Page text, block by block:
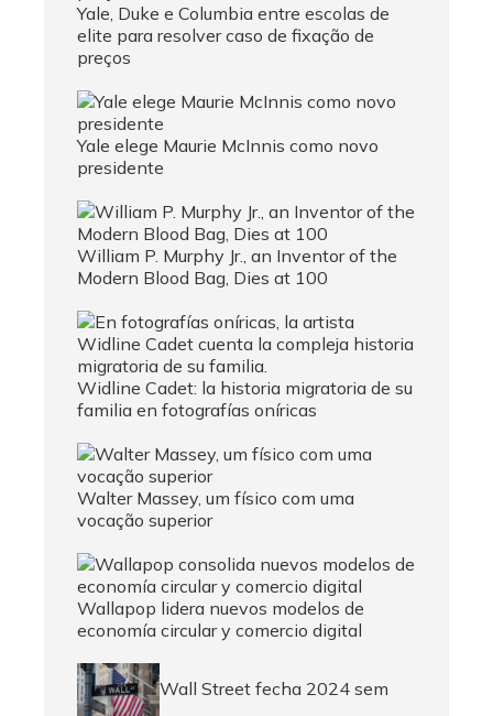
Yale, Duke e Columbia entre escolas de
elite para resolver caso de fixação de
preços
Yale elege Maurie McInnis como novo
presidente
William P. Murphy Jr., an Inventor of the
Modern Blood Bag, Dies at 100
Widline Cadet: la historia migratoria de su
familia en fotografías oníricas
Walter Massey, um físico com uma
vocação superior
Wallapop lidera nuevos modelos de
economía circular y comercio digital
Wall Street fecha 2024 sem